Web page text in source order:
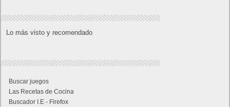
Lo más visto y recomendado
Buscar juegos
Las Recetas de Cocina
Buscador I.E - Firefox